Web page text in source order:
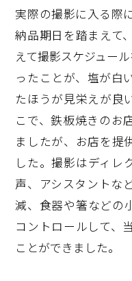
実際の撮影に入る際
納品期日を踏まえて
えて撮影スケジュー
ったことが、塩が白
たほうが見栄えが良
こで、鉄板焼きのお
ましたが、お店を提
した。撮影はディレ
声、アシスタントな
減、食器や箸などの
コントロールして、
ことができました。